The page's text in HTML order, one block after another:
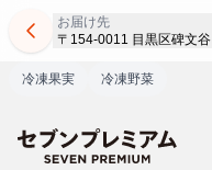
お届け先
〒154-0011 目黒区碑文谷
冷凍果実 冷凍野菜